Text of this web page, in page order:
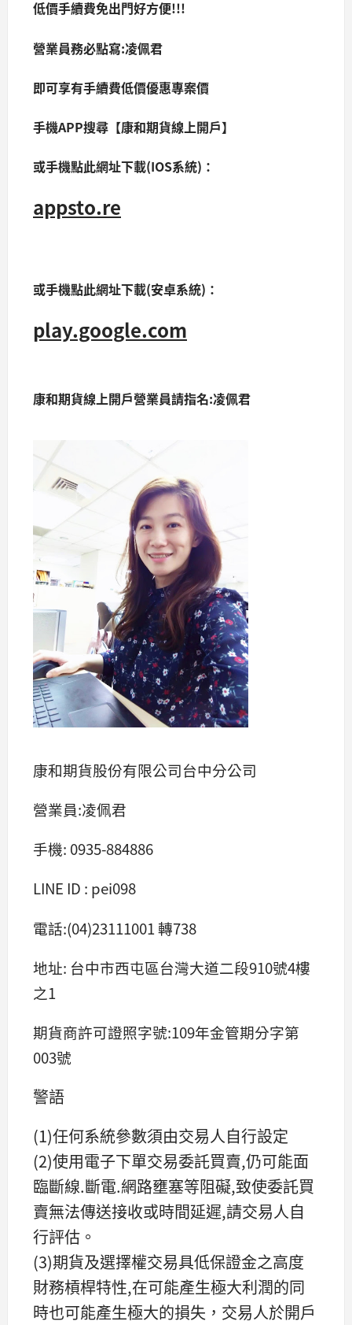
低價手續費免出門好方便!!!
營業員務必點寫:凌佩君
即可享有手續費低價優惠專案價
手機APP搜尋【康和期貨線上開戶】
或手機點此網址下載(IOS系統)：
appsto.re
或手機點此網址下載(安卓系統)：
play.google.com
康和期貨線上開戶營業員請指名:凌佩君
康和期貨股份有限公司台中分公司
營業員:凌佩君
手機: 0935-884886
LINE ID : pei098
電話:(04)23111001 轉738
地址: 台中市西屯區台灣大道二段910號4樓
之1
期貨商許可證照字號:109年金管期分字第
003號
警語
(1)任何系統參數須由交易人自行設定
(2)使用電子下單交易委託買賣,仍可能面
臨斷線.斷電.網路壅塞等阻礙,致使委託買
賣無法傳送接收或時間延遲,請交易人自
行評估。
(3)期貨及選擇權交易具低保證金之高度
財務槓桿特性,在可能產生極大利潤的同
時也可能產生極大的損失，交易人於開戶